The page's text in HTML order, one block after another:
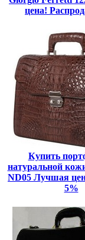
цена!
Купить
натуральной
ND05 Лучшая
5%